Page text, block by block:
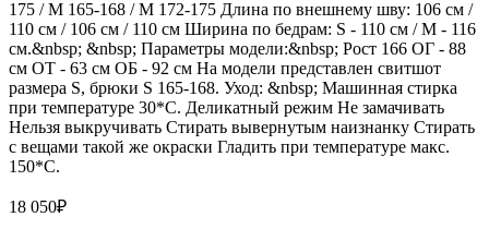
175 / М 165-168 / М 172-175 Длина по внешнему шву: 106 см /
110 см / 106 см / 110 см Ширина по бедрам: S - 110 см / М - 116
см.&nbsp; &nbsp; Параметры модели:&nbsp; Рост 166 ОГ - 88
см ОТ - 63 см ОБ - 92 см На модели представлен свитшот
размера S, брюки S 165-168. Уход: &nbsp; Машинная стирка
при температуре 30*С. Деликатный режим Не замачивать
Нельзя выкручивать Стирать вывернутым наизнанку Стирать
с вещами такой же окраски Гладить при температуре макс.
150*С.
18 050₽